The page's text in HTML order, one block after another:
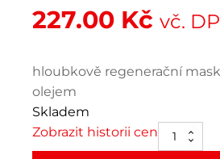
227.00 Kč vč.
hloubkově regenerační
olejem
Skladem
Zobrazit historii cen Gestil
Wonder